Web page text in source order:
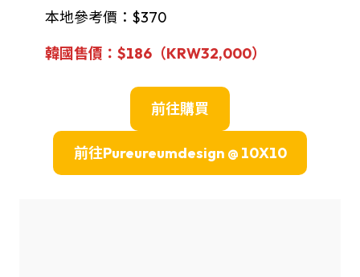
本地參考價：$370
韓國售價：$186（KRW32,000）
前往購買
前往Pureureumdesign @ 10X10